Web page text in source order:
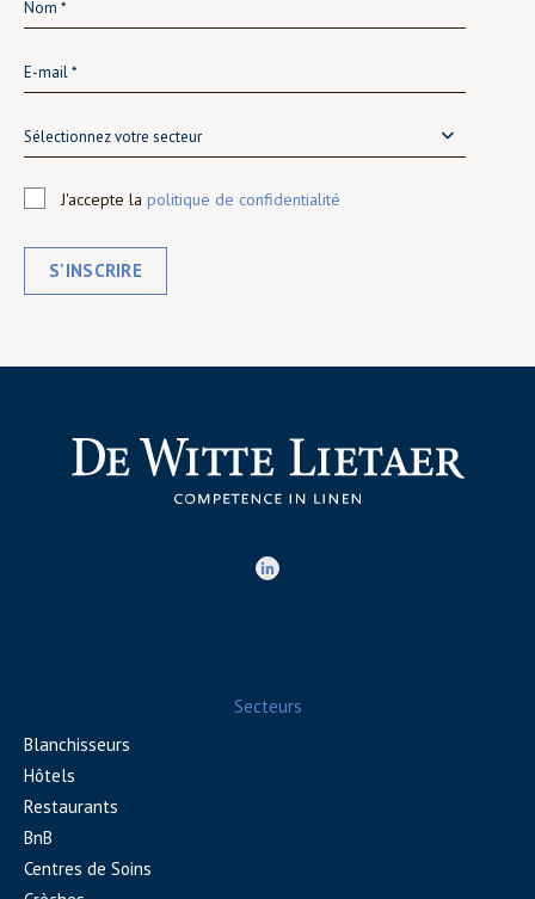
Sélectionnez votre secteur
J'accepte la politique de confidentialité
S'INSCRIRE
Secteurs
Blanchisseurs
Hôtels
Restaurants
BnB
Centres de Soins